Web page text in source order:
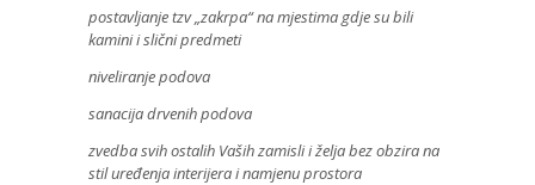
postavljanje tzv „zakrpa“ na mjestima gdje su bili
kamini i slični predmeti
niveliranje podova
sanacija drvenih podova
zvedba svih ostalih Vaših zamisli i želja bez obzira na
stil uređenja interijera i namjenu prostora